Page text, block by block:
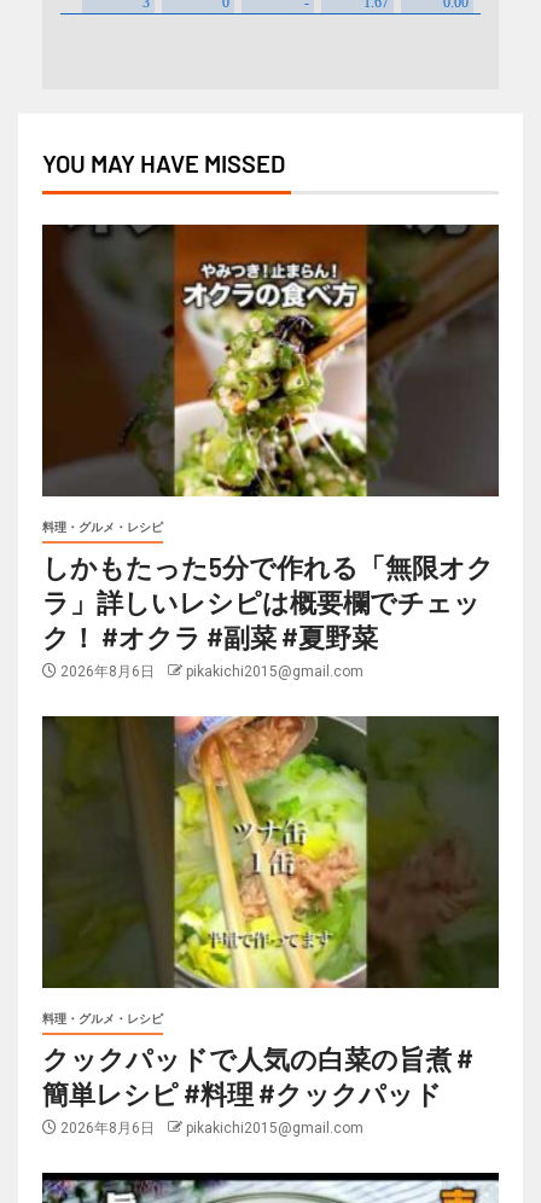
YOU MAY HAVE MISSED
料理・グルメ・レシピ
しかもたった5分で作れる「無限オク
ラ」詳しいレシピは概要欄でチェッ
ク！ #オクラ #副菜 #夏野菜
2026年8月6日 pikakichi2015@gmail.com
料理・グルメ・レシピ
クックパッドで人気の白菜の旨煮 #
簡単レシピ #料理 #クックパッド
2026年8月6日 pikakichi2015@gmail.com